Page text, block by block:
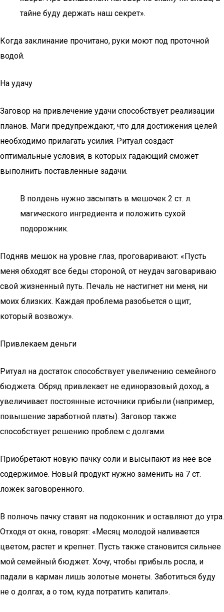
тайне буду держать наш секрет».
Когда заклинание прочитано, руки моют под проточной
водой.
На удачу
Заговор на привлечение удачи способствует реализации
планов. Маги предупреждают, что для достижения целей
необходимо прилагать усилия. Ритуал создаст
оптимальные условия, в которых гадающий сможет
выполнить поставленные задачи.
В полдень нужно засыпать в мешочек 2 ст. л.
магического ингредиента и положить сухой
подорожник.
Подняв мешок на уровне глаз, проговаривают: «Пусть
меня обходят все беды стороной, от неудач заговариваю
свой жизненный путь. Печаль не настигнет ни меня, ни
моих близких. Каждая проблема разобьется о щит,
который возвожу».
Привлекаем деньги
Ритуал на достаток способствует увеличению семейного
бюджета. Обряд привлекает не единоразовый доход, а
увеличивает постоянные источники прибыли (например,
повышение заработной платы). Заговор также
способствует решению проблем с долгами.
Приобретают новую пачку соли и высыпают из нее все
содержимое. Новый продукт нужно заменить на 7 ст.
ложек заговоренного.
В полночь пачку ставят на подоконник и оставляют до утра.
Отходя от окна, говорят: «Месяц молодой наливается
цветом, растет и крепнет. Пусть также становится сильнее
мой семейный бюджет. Хочу, чтобы прибыль росла, и
падали в карман лишь золотые монеты. Заботиться буду
не о долгах, а о том, куда потратить капитал».